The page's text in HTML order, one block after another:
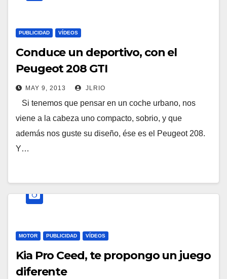
PUBLICIDAD VÍDEOS
Conduce un deportivo, con el
Peugeot 208 GTI
MAY 9, 2013 JLRIO
Si tenemos que pensar en un coche urbano, nos
viene a la cabeza uno compacto, sobrio, y que
además nos guste su diseño, ése es el Peugeot 208.
Y…
MOTOR PUBLICIDAD VÍDEOS
Kia Pro Ceed, te propongo un juego
diferente